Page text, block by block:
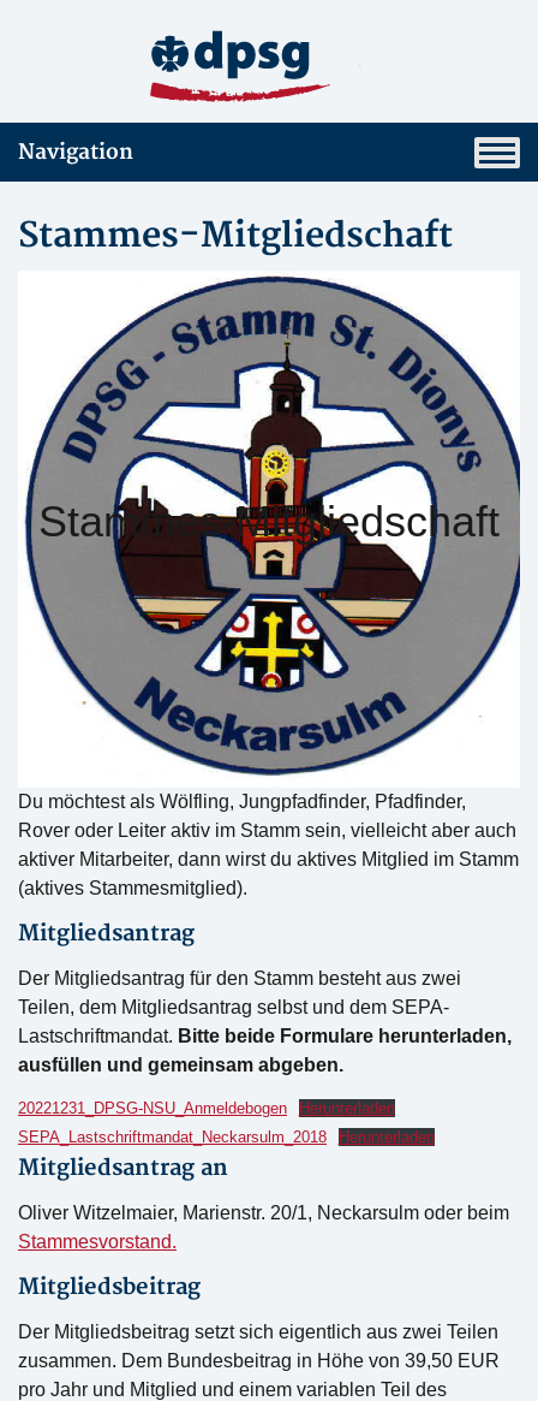
Navigation
Stammes-Mitgliedschaft
Stammes-Mitgliedschaft
Du möchtest als Wölfling, Jungpfadfinder, Pfadfinder,
Rover oder Leiter aktiv im Stamm sein, vielleicht aber auch
aktiver Mitarbeiter, dann wirst du aktives Mitglied im Stamm
(aktives Stammesmitglied).
Mitgliedsantrag
Der Mitgliedsantrag für den Stamm besteht aus zwei
Teilen, dem Mitgliedsantrag selbst und dem SEPA-
Lastschriftmandat. Bitte beide Formulare herunterladen,
ausfüllen und gemeinsam abgeben.
20221231_DPSG-NSU_Anmeldebogen
Herunterladen
SEPA_Lastschriftmandat_Neckarsulm_2018
Herunterladen
Mitgliedsantrag an
Oliver Witzelmaier, Marienstr. 20/1, Neckarsulm oder beim
Stammesvorstand.
Mitgliedsbeitrag
Der Mitgliedsbeitrag setzt sich eigentlich aus zwei Teilen
zusammen. Dem Bundesbeitrag in Höhe von 39,50 EUR
pro Jahr und Mitglied und einem variablen Teil des